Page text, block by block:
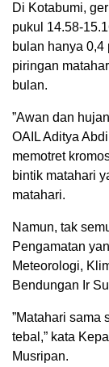
Di Kotabumi,
pukul 14.58-
bulan hanya
piringan
bulan.
”Awan dan
OAIL Aditya
memotret
bintik matahari
matahari.
Namun, tak
Pengamatan
Meteorologi,
Bendungan Ir
”Matahari sama
tebal,” kata
Musripan.